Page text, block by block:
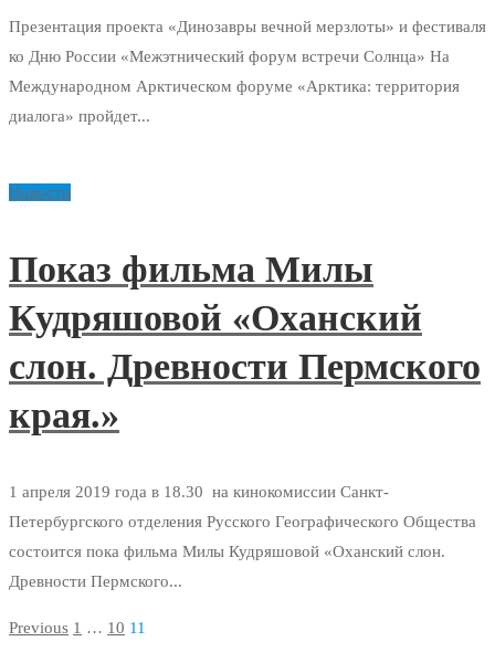
Презентация проекта «Динозавры вечной мерзлоты» и фестиваля
ко Дню России «Межэтнический форум встречи Солнца» На
Международном Арктическом форуме «Арктика: территория
диалога» пройдет...
Новости
Показ фильма Милы
Кудряшовой «Оханский
слон. Древности Пермского
края.»
1 апреля 2019 года в 18.30 на кинокомиссии Санкт-
Петербургского отделения Русского Географического Общества
состоится пока фильма Милы Кудряшовой «Оханский слон.
Древности Пермского...
Previous 1 … 10 11